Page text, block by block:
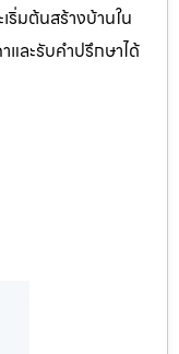
ริ่มต้นสร้างบ้านใน
และรับคำปรึกษาได้